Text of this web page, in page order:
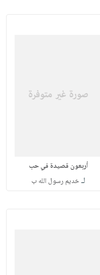
أربعون قصيدة في حب
لـخديم رسول الله ب